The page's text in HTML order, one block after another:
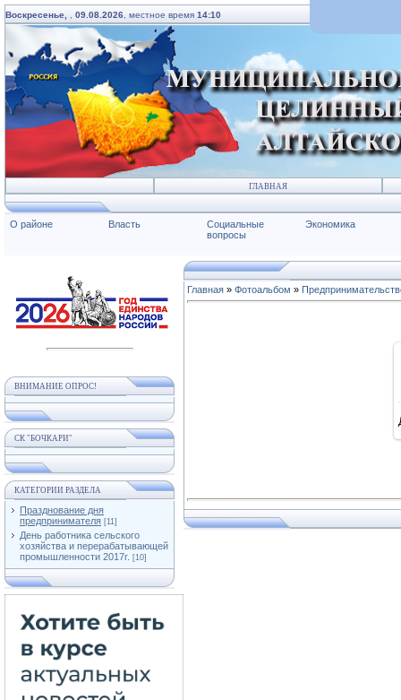
Воскресенье, 09.08.2026 , местное время 14:10
ГЛАВНАЯ
О районе Власть
Социальные
вопросы
Экономика
ВНИМАНИЕ ОПРОС!
СК "БОЧКАРИ"
КАТЕГОРИИ РАЗДЕЛА
Празднование дня
предпринимателя [11]
День работника сельского
хозяйства и перерабатывающей
промышленности 2017г. [10]
Главная » Фотоальбом »